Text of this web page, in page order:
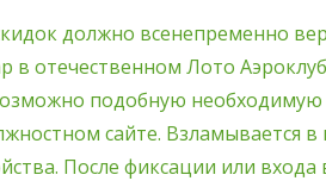
должно всенепременно
отечественном Лото
подобную
сайте. Взламывается
После фиксации или